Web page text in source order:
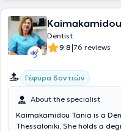
Dentist
9.8|76 reviews
Γέφυρα δοντιών
About the specialist
Kaimakamidou Tania is a
Thessaloniki. She holds a